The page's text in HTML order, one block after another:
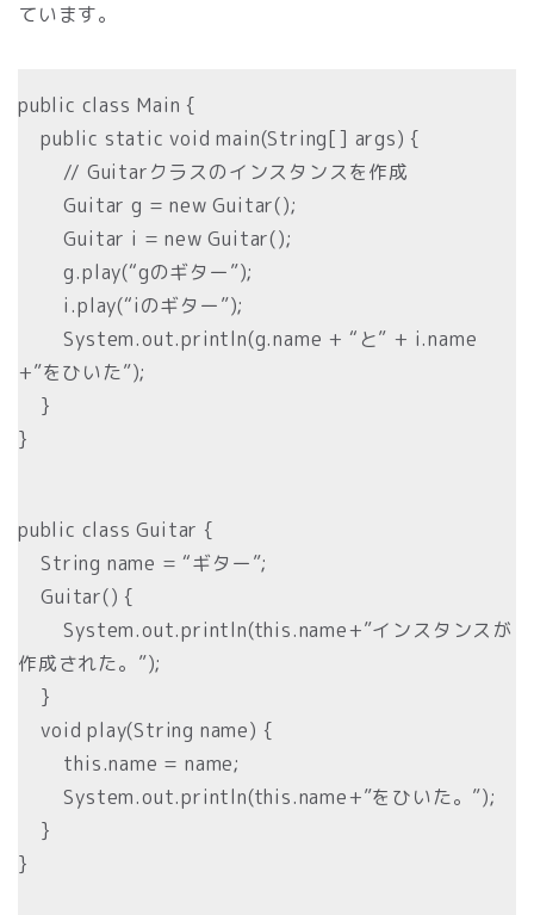
ています。
public class Main {
public static void main(String[] args) {
// Guitarクラスのインスタンスを作成
Guitar g = new Guitar();
Guitar i = new Guitar();
g.play(“gのギター”);
i.play(“iのギター”);
System.out.println(g.name + “と” + i.name
+”をひいた”);
}
}
public class Guitar {
String name = “ギター”;
Guitar() {
System.out.println(this.name+”インスタンスが
作成された。”);
}
void play(String name) {
this.name = name;
System.out.println(this.name+”をひいた。”);
}
}